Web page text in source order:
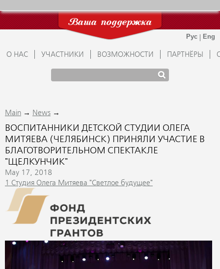
Ваша поддержка
О НАС УЧАСТНИКИ ВОЗМОЖНОСТИ ПАРТНЁРЫ
Main → News →
ВОСПИТАННИКИ ДЕТСКОЙ СТУДИИ ОЛЕГА
МИТЯЕВА (ЧЕЛЯБИНСК) ПРИНЯЛИ УЧАСТИЕ В
БЛАГОТВОРИТЕЛЬНОМ СПЕКТАКЛЕ
"ЩЕЛКУНЧИК"
May 17, 2018
1 Студия Олега Митяева "Светлое будущее"